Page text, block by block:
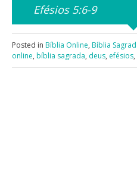
Efésios 5:6-9
Posted in Bíblia Online, Bíblia
online, bíblia sagrada, deus, efésios,